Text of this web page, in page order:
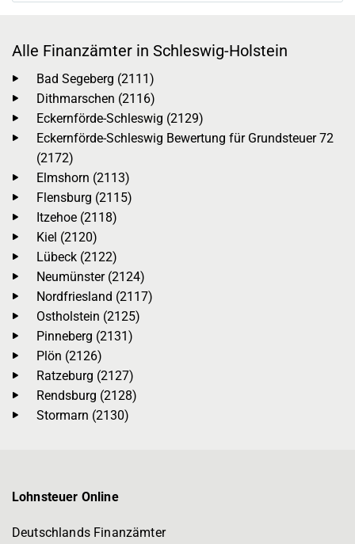
Alle Finanzämter in Schleswig-Holstein
Bad Segeberg (2111)
Dithmarschen (2116)
Eckernförde-Schleswig (2129)
Eckernförde-Schleswig Bewertung für Grundsteuer 72
(2172)
Elmshorn (2113)
Flensburg (2115)
Itzehoe (2118)
Kiel (2120)
Lübeck (2122)
Neumünster (2124)
Nordfriesland (2117)
Ostholstein (2125)
Pinneberg (2131)
Plön (2126)
Ratzeburg (2127)
Rendsburg (2128)
Stormarn (2130)
Lohnsteuer Online
Deutschlands Finanzämter